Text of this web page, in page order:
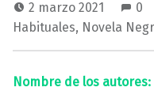
2 marzo 2021 0
Habituales, Novela
Nombre de los